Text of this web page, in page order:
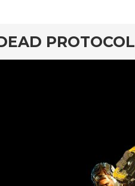
PROTOCOL